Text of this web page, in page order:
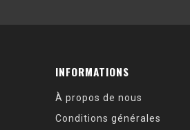
INFORMATIONS
À propos de nous
Conditions générales